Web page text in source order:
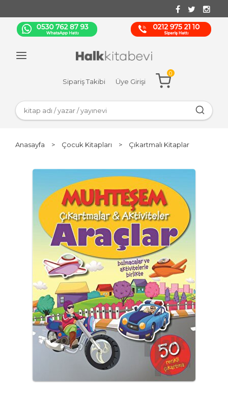
Sipariş Takibi Üye Girişi
0
Anasayfa > Çocuk Kitapları > Çıkartmalı Kitaplar